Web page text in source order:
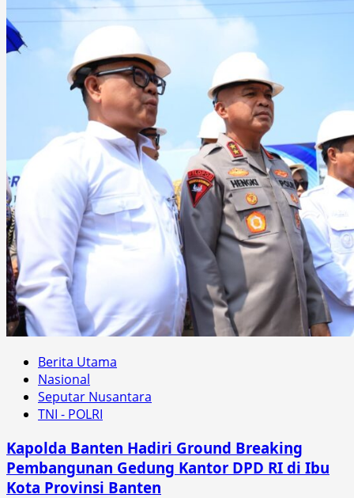
Berita Utama
Nasional
Seputar Nusantara
TNI - POLRI
Kapolda Banten Hadiri Ground Breaking
Pembangunan Gedung Kantor DPD RI di Ibu
Kota Provinsi Banten